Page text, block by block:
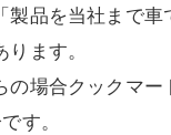
製品を当社まで車
ます。
の場合クックマ
す。